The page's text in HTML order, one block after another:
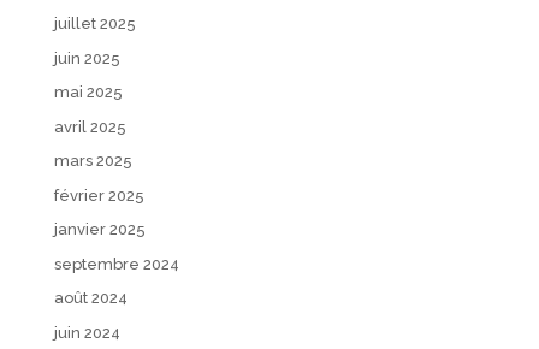
juillet 2025
juin 2025
mai 2025
avril 2025
mars 2025
février 2025
janvier 2025
septembre 2024
août 2024
juin 2024